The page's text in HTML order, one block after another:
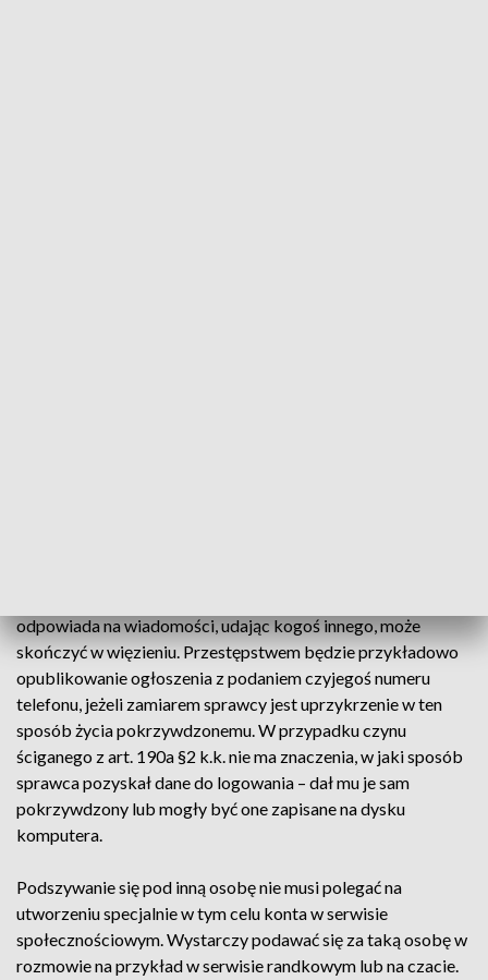
odpowiada na wiadomości, udając kogoś innego, może
skończyć w więzieniu. Przestępstwem będzie przykładowo
opublikowanie ogłoszenia z podaniem czyjegoś numeru
telefonu, jeżeli zamiarem sprawcy jest uprzykrzenie w ten
sposób życia pokrzywdzonemu. W przypadku czynu
ściganego z art. 190a §2 k.k. nie ma znaczenia, w jaki sposób
sprawca pozyskał dane do logowania – dał mu je sam
pokrzywdzony lub mogły być one zapisane na dysku
komputera.
Podszywanie się pod inną osobę nie musi polegać na
utworzeniu specjalnie w tym celu konta w serwisie
społecznościowym. Wystarczy podawać się za taką osobę w
rozmowie na przykład w serwisie randkowym lub na czacie.